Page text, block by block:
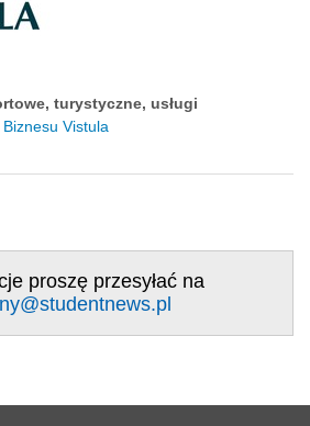
turystyczne, usługi
Vistula
proszę przesyłać na